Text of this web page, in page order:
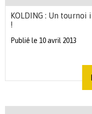
KOLDING : Un
!
Publié le 10 avril 2013